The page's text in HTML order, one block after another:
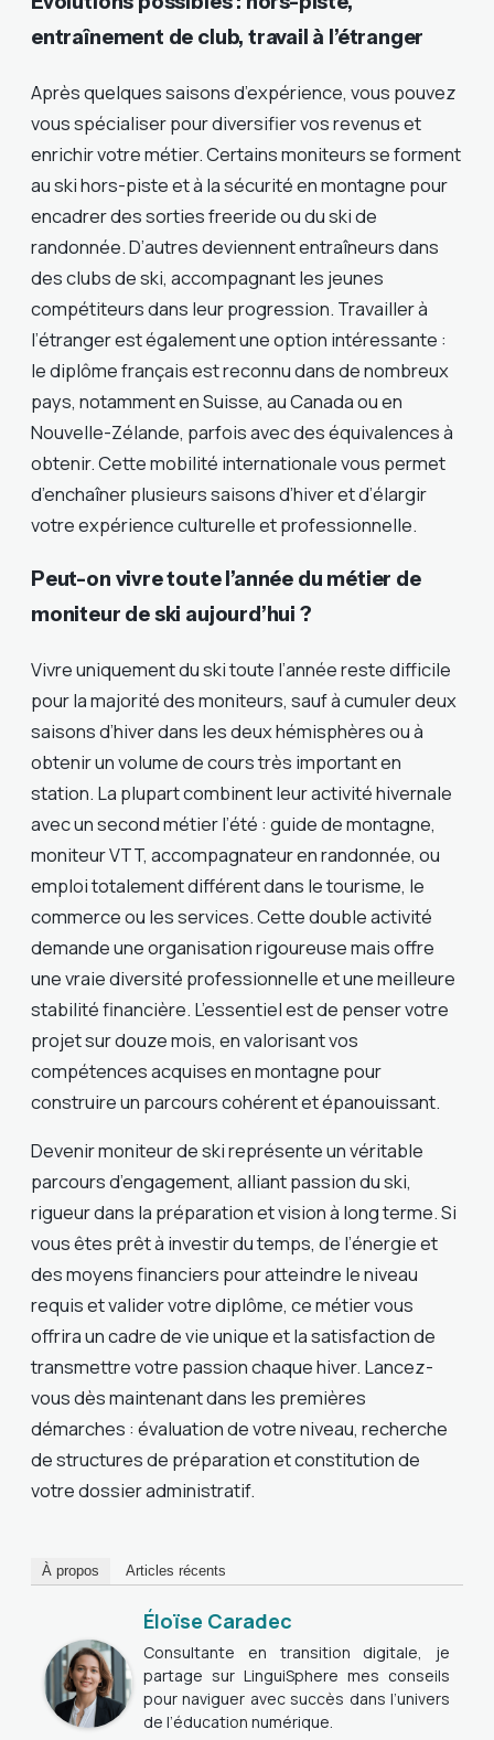
entraînement de club, travail à l’étranger
Après quelques saisons d’expérience, vous pouvez
vous spécialiser pour diversifier vos revenus et
enrichir votre métier. Certains moniteurs se forment
au ski hors-piste et à la sécurité en montagne pour
encadrer des sorties freeride ou du ski de
randonnée. D’autres deviennent entraîneurs dans
des clubs de ski, accompagnant les jeunes
compétiteurs dans leur progression. Travailler à
l’étranger est également une option intéressante :
le diplôme français est reconnu dans de nombreux
pays, notamment en Suisse, au Canada ou en
Nouvelle-Zélande, parfois avec des équivalences à
obtenir. Cette mobilité internationale vous permet
d’enchaîner plusieurs saisons d’hiver et d’élargir
votre expérience culturelle et professionnelle.
Peut-on vivre toute l’année du métier de
moniteur de ski aujourd’hui ?
Vivre uniquement du ski toute l’année reste difficile
pour la majorité des moniteurs, sauf à cumuler deux
saisons d’hiver dans les deux hémisphères ou à
obtenir un volume de cours très important en
station. La plupart combinent leur activité hivernale
avec un second métier l’été : guide de montagne,
moniteur VTT, accompagnateur en randonnée, ou
emploi totalement différent dans le tourisme, le
commerce ou les services. Cette double activité
demande une organisation rigoureuse mais offre
une vraie diversité professionnelle et une meilleure
stabilité financière. L’essentiel est de penser votre
projet sur douze mois, en valorisant vos
compétences acquises en montagne pour
construire un parcours cohérent et épanouissant.
Devenir moniteur de ski représente un véritable
parcours d’engagement, alliant passion du ski,
rigueur dans la préparation et vision à long terme. Si
vous êtes prêt à investir du temps, de l’énergie et
des moyens financiers pour atteindre le niveau
requis et valider votre diplôme, ce métier vous
offrira un cadre de vie unique et la satisfaction de
transmettre votre passion chaque hiver. Lancez-
vous dès maintenant dans les premières
démarches : évaluation de votre niveau, recherche
de structures de préparation et constitution de
votre dossier administratif.
À propos Articles récents
Éloïse Caradec
Consultante en transition digitale, je
partage sur LinguiSphere mes conseils
pour naviguer avec succès dans l’univers
de l’éducation numérique.